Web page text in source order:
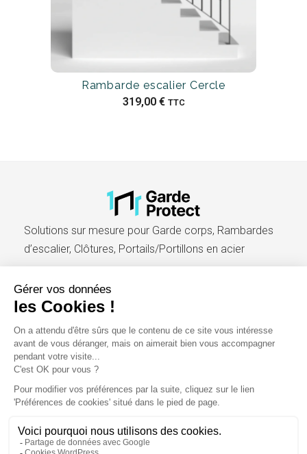
Rambarde escalier Cercle
319,00 € TTC
Solutions sur mesure pour Garde corps, Rambardes
d’escalier, Clôtures, Portails/Portillons en acier​
Accueil
Blog
Catalogue pro
Mentions légales
Conditions générales de vente et d’utilisation
Politique de cookies (UE)